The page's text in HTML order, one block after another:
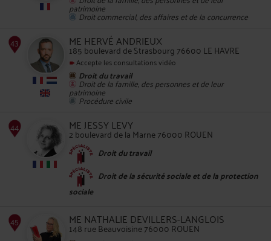
patrimoine
Droit commercial, des affaires et de la concurrence
43
ME HERVÉ ANDRIEUX
185 boulevard de Strasbourg 76600 LE HAVRE
Accepte les consultations vidéo
Droit du travail
Droit de la famille, des personnes et de leur
patrimoine
Procédure civile
44
ME JESSY LEVY
2 boulevard de la Marne 76000 ROUEN
Droit du travail
Droit de la sécurité sociale et de la protection
sociale
ME NATHALIE DEVILLERS-LANGLOIS
148 rue Beauvoisine 76000 ROUEN